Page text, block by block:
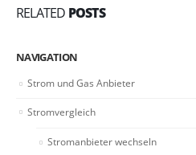
RELATED POSTS
NAVIGATION
Strom und Gas Anbieter
Stromvergleich
Stromanbieter wechseln